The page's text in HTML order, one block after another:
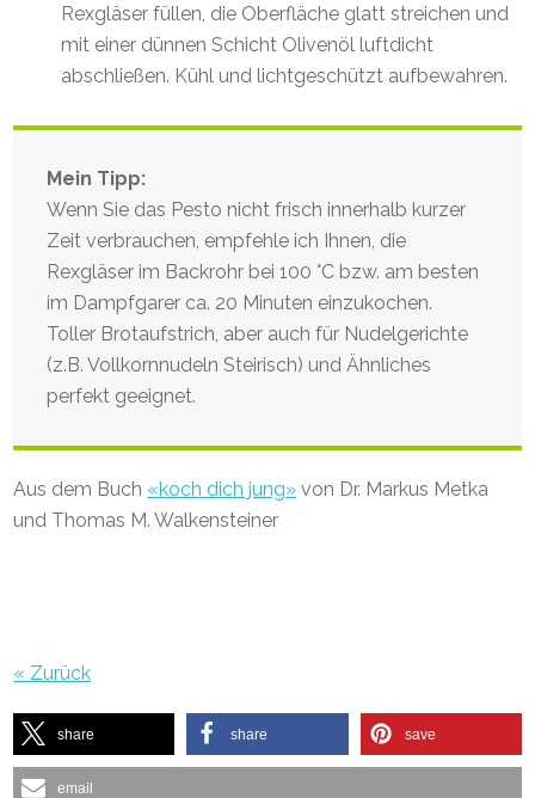
Rexgläser füllen, die Oberfläche glatt streichen und
mit einer dünnen Schicht Olivenöl luftdicht
abschließen. Kühl und lichtgeschützt aufbewahren.
Mein Tipp:
Wenn Sie das Pesto nicht frisch innerhalb kurzer
Zeit verbrauchen, empfehle ich Ihnen, die
Rexgläser im Backrohr bei 100 °C bzw. am besten
im Dampfgarer ca. 20 Minuten einzukochen.
Toller Brotaufstrich, aber auch für Nudelgerichte
(z.B. Vollkornnudeln Steirisch) und Ähnliches
perfekt geeignet.
Aus dem Buch «koch dich jung» von Dr. Markus Metka
und Thomas M. Walkensteiner
« Zurück
share share save
email